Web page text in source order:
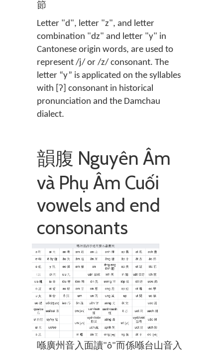
節
Letter "d", letter "z", and letter
combination "dz" and letter "y" in
Cantonese origin words, are used to
represent /j/ or /z/ consonant. The
letter “y” is applicated on the syllables
with [ʔ] consonant in historical
pronunciation and the Damchau
dialect.
韻腹 Nguyên Âm
và Phụ Âm Cuối
vowels and end
consonants
喺廣州音入面讀"ô"而係喺台山音入